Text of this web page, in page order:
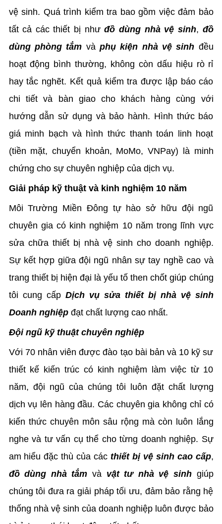
vệ sinh. Quá trình kiểm tra bao gồm việc đảm bảo
tất cả các thiết bị nhưđồ dùng nhà vệ sinh, đồ
dùng phòng tắm và phụ kiện nhà vệ sinh đều
hoạt động bình thường, không còn dấu hiệu rò rỉ
hay tắc nghẽt. Kết quả kiểm tra được lập báo cáo
chi tiết và bàn giao cho khách hàng cùng với
hướng dẫn sử dụng và bảo hành. Hình thức báo
giá minh bạch và hình thức thanh toán linh hoạt
(tiền mặt, chuyển khoản, MoMo, VNPay) là minh
chứng cho sự chuyên nghiệp của dịch vụ.
Giải pháp kỹ thuật và kinh nghiệm 10 năm
Môi Trường Miền Đông tự hào sở hữu đội ngũ
chuyên gia có kinh nghiệm 10 năm trong lĩnh vực
sửa chữa thiết bị nhà vệ sinh cho doanh nghiệp.
Sự kết hợp giữa đội ngũ nhân sự tay nghề cao và
trang thiết bị hiện đại là yếu tố then chốt giúp chúng
tôi cung cấp Dịch vụ sửa thiết bị nhà vệ sinh
Doanh nghiệpđạt chất lượng cao nhất.
Đội ngũ kỹ thuật chuyên nghiệp
Với 70 nhân viên được đào tạo bài bản và 10 kỹ sư
thiết kế kiến trúc có kinh nghiệm làm việc từ 10
năm, đội ngũ của chúng tôi luôn đặt chất lượng
dịch vụ lên hàng đầu. Các chuyên gia không chỉ có
kiến thức chuyên môn sâu rộng mà còn luôn lắng
nghe và tư vấn cụ thể cho từng doanh nghiệp. Sự
am hiểu đặc thù của các thiết bị vệ sinh cao cấp,
đồ dùng nhà tắm và vật tư nhà vệ sinhgiúp
chúng tôi đưa ra giải pháp tối ưu, đảm bảo rằng hệ
thống nhà vệ sinh của doanh nghiệp luôn được bảo